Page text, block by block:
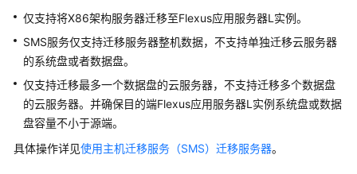
品
介
绍
快
速
入
门
仅支持将X86架构服务器迁移至Flexus应用服务器L实例。
SMS服务仅支持迁移服务器整机数据，不支持单独迁移云服务器
的系统盘或者数据盘。
仅支持迁移最多一个数据盘的云服务器，不支持迁移多个数据盘
的云服务器。并确保目的端Flexus应用服务器L实例系统盘或数据
盘容量不小于源端。
具体操作详见使用主机迁移服务（SMS）迁移服务器。